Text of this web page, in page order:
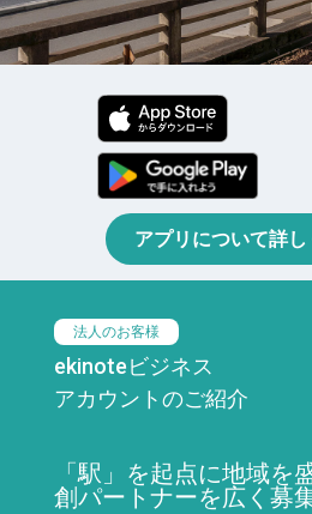
アプリについて詳し
法人のお客様
ekinoteビジネス
アカウントのご紹介
「駅」を起点に地域を
創パートナーを広く募